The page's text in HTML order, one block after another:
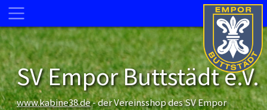
SV Empor Buttstädt e.V.
www.kabine38.de- der Vereinsshop des SV Empor